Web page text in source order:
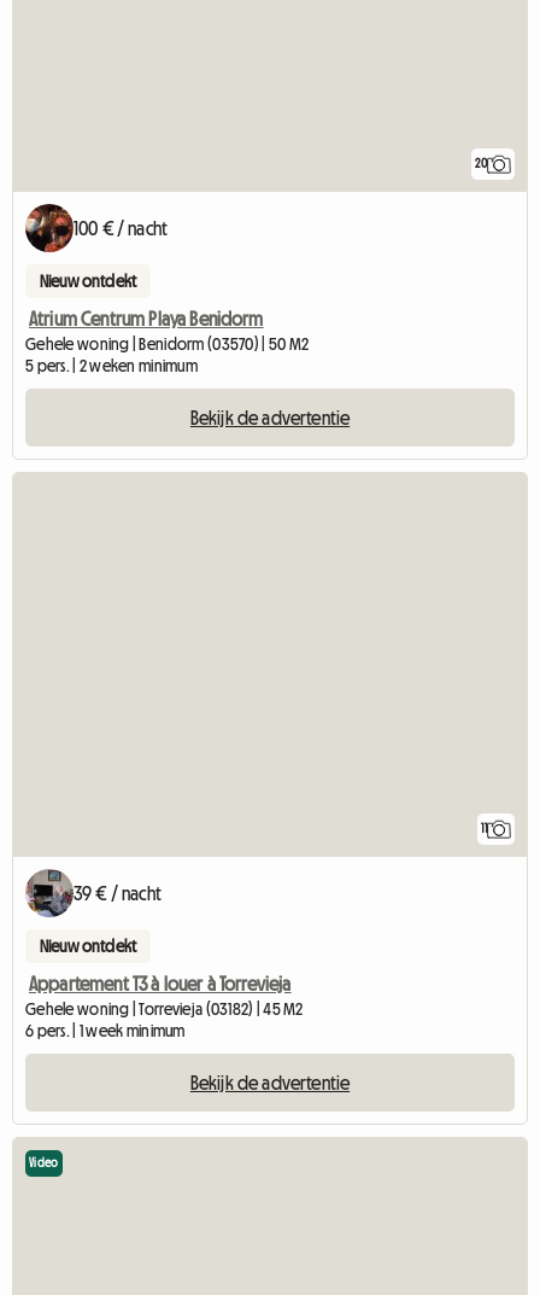
20
100 € / nacht
Nieuw ontdekt
Atrium Centrum Playa Benidorm
Gehele woning | Benidorm (03570) | 50 M2
5 pers. | 2 weken minimum
Bekijk de advertentie
11
39 € / nacht
Nieuw ontdekt
Appartement T3 à louer à Torrevieja
Gehele woning | Torrevieja (03182) | 45 M2
6 pers. | 1 week minimum
Bekijk de advertentie
Video